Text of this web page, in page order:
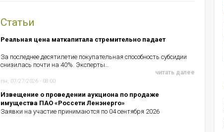
Статьи
Реальная цена маткапитала стремительно падает
За последнее десятилетие покупательная способность субсидии
снизилась почти на 40%. Эксперты…
читать далее
пн, 07/27/2026 - 08:00
Извещение о проведении аукциона по продаже
имущества ПАО «Россети Ленэнерго»
Заявки на участие принимаются по 04 сентября 2026